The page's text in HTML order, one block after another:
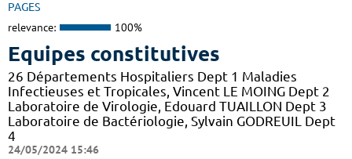
PAGES
relevance: 100%
Equipes constitutives
26 Départements Hospitaliers Dept 1 Maladies
Infectieuses et Tropicales, Vincent LE MOING Dept 2
Laboratoire de Virologie, Edouard TUAILLON Dept 3
Laboratoire de Bactériologie, Sylvain GODREUIL Dept
4
24/05/2024 15:46